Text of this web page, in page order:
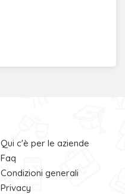
Qui c'è per le aziende
Faq
Condizioni generali
Privacy